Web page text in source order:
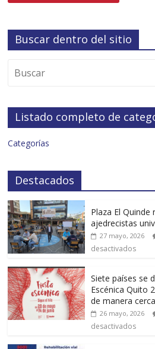
Buscar dentro del sitio
Listado completo de
Categorías
Destacados
Plaza El
ajedrecistas
27 mayo, 2026
desactivados
Siete países se
Escénica Quito
de manera
26 mayo, 2026
desactivados